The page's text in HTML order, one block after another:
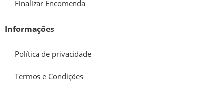
Finalizar Encomenda
Informações
Política de privacidade
Termos e Condições